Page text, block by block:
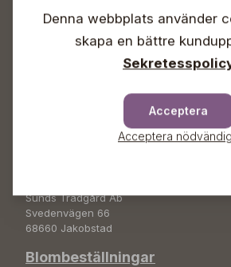
Öppet
Vardagar 09-18
Lördagar 09-16
Söndagar Självbetjäning
Sunds Trädgård Ab
Svedenvägen 66
68660 Jakobstad
Blombeställningar
Denna webbplats använder
skapa en bättre
Acceptera
Acceptera